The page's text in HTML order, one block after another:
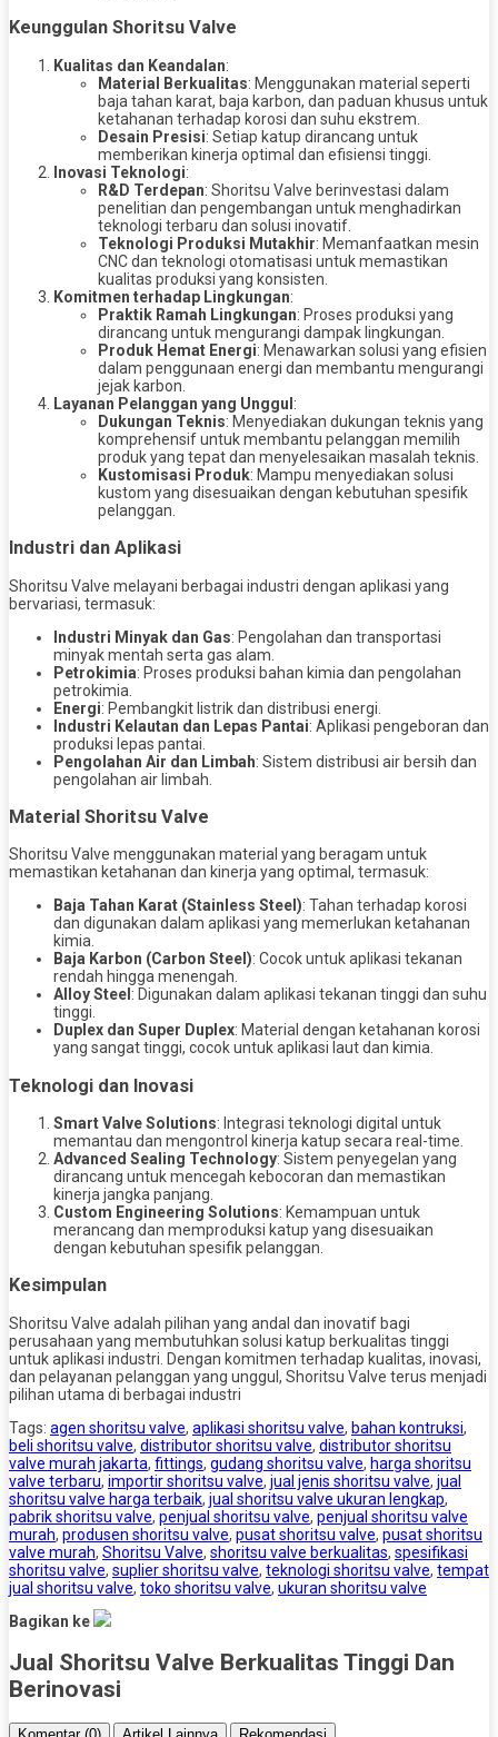
Keunggulan Shoritsu Valve
Kualitas dan Keandalan:
Material Berkualitas: Menggunakan material seperti
baja tahan karat, baja karbon, dan paduan khusus untuk
ketahanan terhadap korosi dan suhu ekstrem.
Desain Presisi: Setiap katup dirancang untuk
memberikan kinerja optimal dan efisiensi tinggi.
Inovasi Teknologi:
R&D Terdepan: Shoritsu Valve berinvestasi dalam
penelitian dan pengembangan untuk menghadirkan
teknologi terbaru dan solusi inovatif.
Teknologi Produksi Mutakhir: Memanfaatkan mesin
CNC dan teknologi otomatisasi untuk memastikan
kualitas produksi yang konsisten.
Komitmen terhadap Lingkungan:
Praktik Ramah Lingkungan: Proses produksi yang
dirancang untuk mengurangi dampak lingkungan.
Produk Hemat Energi: Menawarkan solusi yang efisien
dalam penggunaan energi dan membantu mengurangi
jejak karbon.
Layanan Pelanggan yang Unggul :
Dukungan Teknis: Menyediakan dukungan teknis yang
komprehensif untuk membantu pelanggan memilih
produk yang tepat dan menyelesaikan masalah teknis.
Kustomisasi Produk: Mampu menyediakan solusi
kustom yang disesuaikan dengan kebutuhan spesifik
pelanggan.
Industri dan Aplikasi
Shoritsu Valve melayani berbagai industri dengan aplikasi yang
bervariasi, termasuk:
Industri Minyak dan Gas: Pengolahan dan transportasi
minyak mentah serta gas alam.
Petrokimia: Proses produksi bahan kimia dan pengolahan
petrokimia.
Energi: Pembangkit listrik dan distribusi energi.
Industri Kelautan dan Lepas Pantai: Aplikasi pengeboran dan
produksi lepas pantai.
Pengolahan Air dan Limbah: Sistem distribusi air bersih dan
pengolahan air limbah.
Material Shoritsu Valve
Shoritsu Valve menggunakan material yang beragam untuk
memastikan ketahanan dan kinerja yang optimal, termasuk:
Baja Tahan Karat (Stainless Steel): Tahan terhadap korosi
dan digunakan dalam aplikasi yang memerlukan ketahanan
kimia.
Baja Karbon (Carbon Steel): Cocok untuk aplikasi tekanan
rendah hingga menengah.
Alloy Steel : Digunakan dalam aplikasi tekanan tinggi dan suhu
tinggi.
Duplex dan Super Duplex: Material dengan ketahanan korosi
yang sangat tinggi, cocok untuk aplikasi laut dan kimia.
Teknologi dan Inovasi
Smart Valve Solutions: Integrasi teknologi digital untuk
memantau dan mengontrol kinerja katup secara real-time.
Advanced Sealing Technology: Sistem penyegelan yang
dirancang untuk mencegah kebocoran dan memastikan
kinerja jangka panjang.
Custom Engineering Solutions: Kemampuan untuk
merancang dan memproduksi katup yang disesuaikan
dengan kebutuhan spesifik pelanggan.
Kesimpulan
Shoritsu Valve adalah pilihan yang andal dan inovatif bagi
perusahaan yang membutuhkan solusi katup berkualitas tinggi
untuk aplikasi industri. Dengan komitmen terhadap kualitas, inovasi,
dan pelayanan pelanggan yang unggul, Shoritsu Valve terus menjadi
pilihan utama di berbagai industri
Tags: agen shoritsu valve, aplikasi shoritsu valve, bahan kontruksi,
beli shoritsu valve, distributor shoritsu valve, distributor shoritsu
valve murah jakarta, fittings, gudang shoritsu valve, harga shoritsu
valve terbaru, importir shoritsu valve, jual jenis shoritsu valve, jual
shoritsu valve harga terbaik, jual shoritsu valve ukuran lengkap,
pabrik shoritsu valve, penjual shoritsu valve, penjual shoritsu valve
murah, produsen shoritsu valve, pusat shoritsu valve, pusat shoritsu
valve murah, Shoritsu Valve, shoritsu valve berkualitas, spesifikasi
shoritsu valve, suplier shoritsu valve, teknologi shoritsu valve, tempat
jual shoritsu valve, toko shoritsu valve, ukuran shoritsu valve
Bagikan ke
Jual Shoritsu Valve Berkualitas Tinggi Dan
Berinovasi